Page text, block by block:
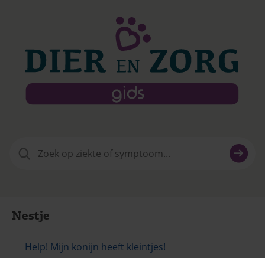
naar:
Nestje
Help! Mijn konijn heeft kleintjes!